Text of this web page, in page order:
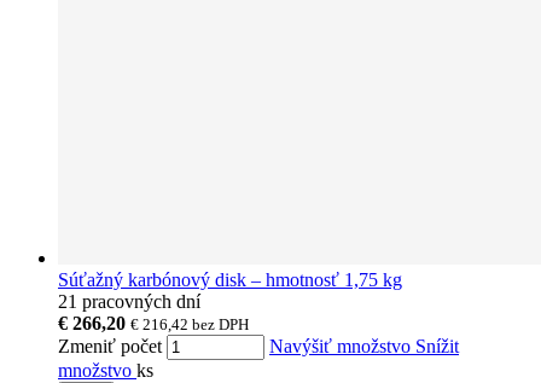
Súťažný karbónový disk – hmotnosť 1,75 kg
21 pracovných dní
€ 266,20 € 216,42 bez DPH
Zmeniť počet Navýšiť množstvo Snížit
množstvo ks